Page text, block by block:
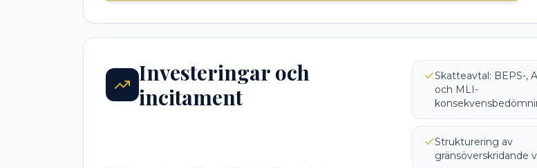
Investeringar och
incitament
Skatteavtal: BEPS-,
och MLI-
Strukturering av
gränsöverskridande